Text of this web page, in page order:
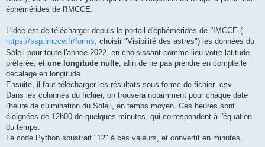
éphémérides de l'IMCCE.
L'idée est de télécharger depuis le portail d'éphémérides de l'IMCCE (
https://ssp.imcce.fr/forms, choisir "Visibilité des astres") les données du
Soleil pour toute l'année 2022, en choisissant comme lieu votre latitude
préférée, et une longitude nulle, afin de ne pas prendre en compte le
décalage en longitude.
Ensuite, il faut télécharger les résultats sous forme de fichier .csv.
Dans les colonnes du fichier, on trouvera notamment pour chaque date
l'heure de culmination du Soleil, en temps moyen. Ces heures sont
éloignées de 12h00 de quelques minutes, qui correspondent à l'équation
du temps.
Le code Python soustrait "12" à ces valeurs, et convertit en minutes.